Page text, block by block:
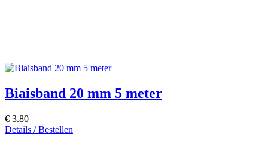
Biaisband 20 mm 5 meter
€ 3.80
Details / Bestellen